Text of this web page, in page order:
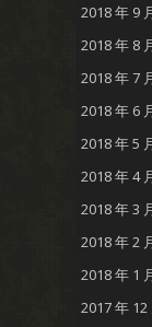
2018 年 9
2018 年 8
2018 年 7
2018 年 6
2018 年 5
2018 年 4
2018 年 3
2018 年 2
2018 年 1
2017 年 12